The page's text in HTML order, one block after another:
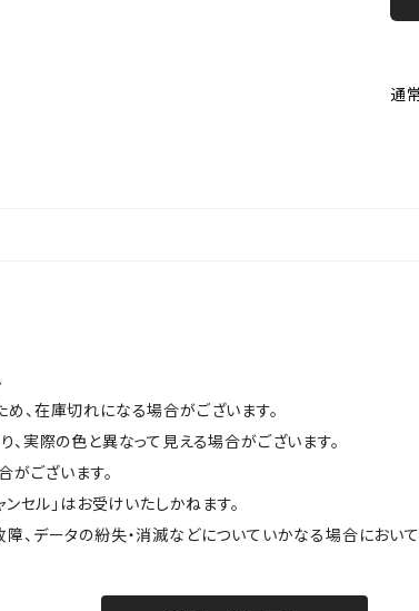
通
、在庫切れになる場合がございます。
実際の色と異なって見える場合がございます。
がございます。
セル」はお受けいたしかねます。
、データの紛失・消滅などについていかなる場合におい